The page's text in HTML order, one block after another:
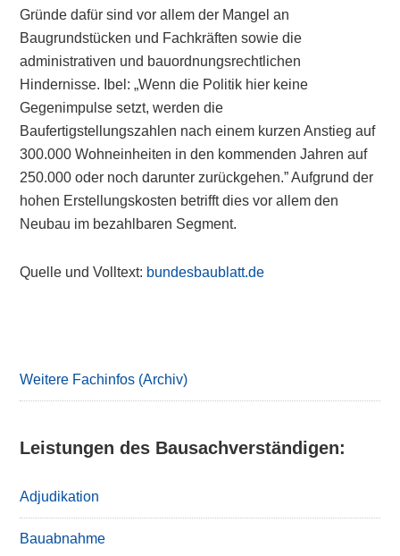
Gründe dafür sind vor allem der Mangel an
Baugrundstücken und Fachkräften sowie die
administrativen und bauordnungsrechtlichen
Hindernisse. Ibel: „Wenn die Politik hier keine
Gegenimpulse setzt, werden die
Baufertigstellungszahlen nach einem kurzen Anstieg auf
300.000 Wohneinheiten in den kommenden Jahren auf
250.000 oder noch darunter zurückgehen.” Aufgrund der
hohen Erstellungskosten betrifft dies vor allem den
Neubau im bezahlbaren Segment.
Quelle und Volltext: bundesbaublatt.de
Weitere Fachinfos (Archiv)
Leistungen des Bausachverständigen:
Adjudikation
Bauabnahme